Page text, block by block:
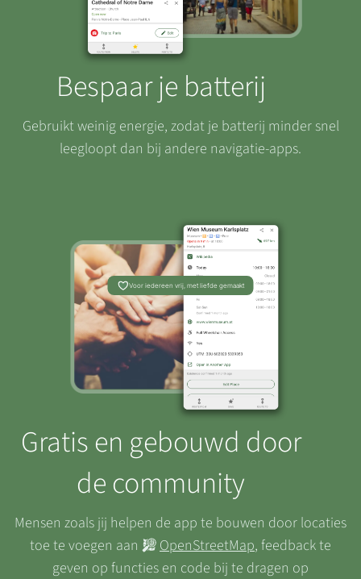
Bespaar je batterij
Gebruikt weinig energie, zodat je batterij minder snel
leegloopt dan bij andere navigatie-apps.
Gratis en gebouwd door
de community
Mensen zoals jij helpen de app te bouwen door locaties
toe te voegen aan
OpenStreetMap, feedback te
geven op functies en code bij te dragen op
Voor iedereen vrij, met liefde gemaakt